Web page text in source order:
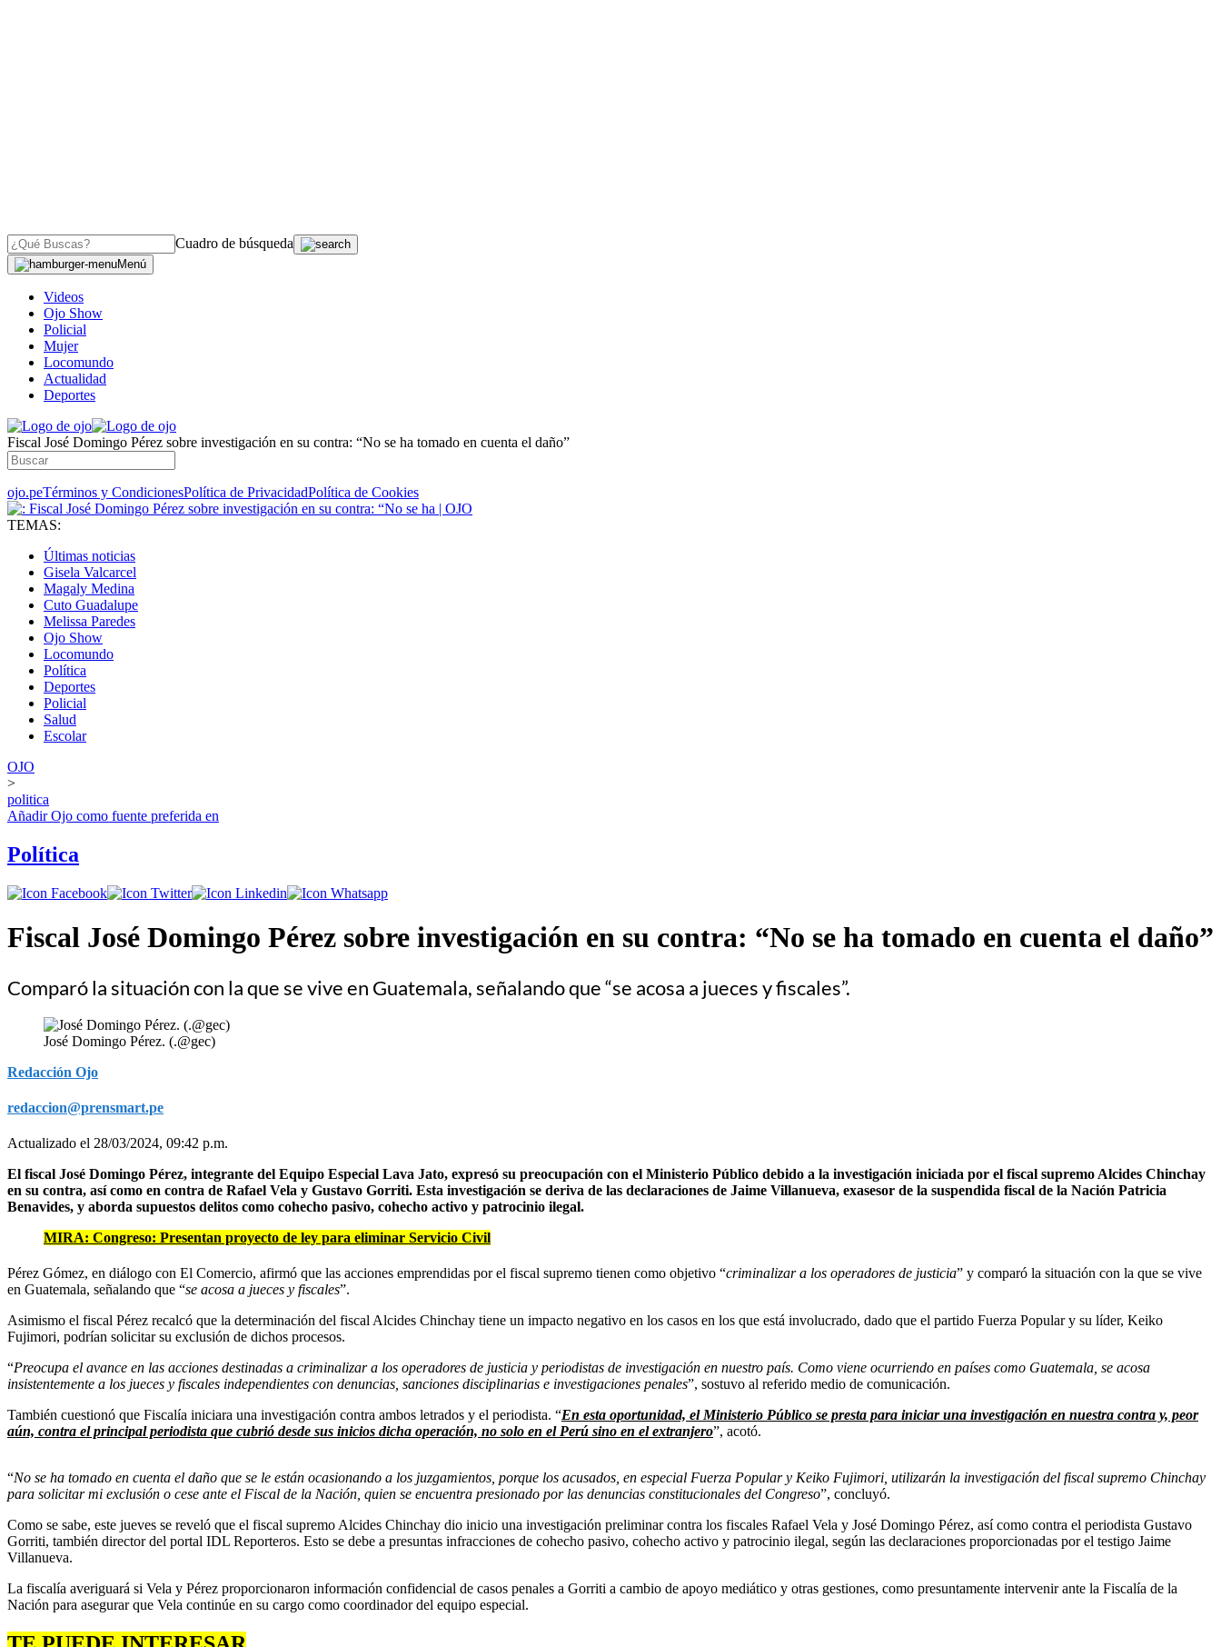
Cuadro de búsqueda
Menú
Videos
Ojo Show
Policial
Mujer
Locomundo
Actualidad
Deportes
Fiscal José Domingo Pérez sobre investigación en su contra: “No se ha tomado en cuenta el daño”
ojo.peTérminos y CondicionesPolítica de PrivacidadPolítica de Cookies
TEMAS:
Últimas noticias
Gisela Valcarcel
Magaly Medina
Cuto Guadalupe
Melissa Paredes
Ojo Show
Locomundo
Política
Deportes
Policial
Salud
Escolar
OJO
>
politica
AñadirOjo como fuente preferida en
Política
Fiscal José Domingo Pérez sobre investigación en su contra: “No se ha tomado en cuenta el daño”
Comparó la situación con la que se vive en Guatemala, señalando que “se acosa a jueces y fiscales”.
José Domingo Pérez. (.@gec)
Redacción Ojo
redaccion@prensmart.pe
Actualizado el 28/03/2024, 09:42 p.m.
El fiscal José Domingo Pérez, integrante del Equipo Especial Lava Jato, expresó su preocupación con el Ministerio Público debido a la investigación iniciada por el fiscal supremo Alcides Chinchay
en su contra, así como en contra de Rafael Vela y Gustavo Gorriti. Esta investigación se deriva de las declaraciones de Jaime Villanueva, exasesor de la suspendida fiscal de la Nación Patricia
Benavides, y aborda supuestos delitos como cohecho pasivo, cohecho activo y patrocinio ilegal.
MIRA: Congreso: Presentan proyecto de ley para eliminar Servicio Civil
Pérez Gómez, en diálogo con El Comercio, afirmó que las acciones emprendidas por el fiscal supremo tienen como objetivo “criminalizar a los operadores de justicia” y comparó la situación con la que se vive
en Guatemala, señalando que “se acosa a jueces y fiscales”.
Asimismo el fiscal Pérez recalcó que la determinación del fiscal Alcides Chinchay tiene un impacto negativo en los casos en los que está involucrado, dado que el partido Fuerza Popular y su líder, Keiko
Fujimori, podrían solicitar su exclusión de dichos procesos.
“Preocupa el avance en las acciones destinadas a criminalizar a los operadores de justicia y periodistas de investigación en nuestro país. Como viene ocurriendo en países como Guatemala, se acosa
insistentemente a los jueces y fiscales independientes con denuncias, sanciones disciplinarias e investigaciones penales”, sostuvo al referido medio de comunicación.
También cuestionó que Fiscalía iniciara una investigación contra ambos letrados y el periodista. “En esta oportunidad, el Ministerio Público se presta para iniciar una investigación en nuestra contra y, peor
aún, contra el principal periodista que cubrió desde sus inicios dicha operación, no solo en el Perú sino en el extranjero”, acotó.
“No se ha tomado en cuenta el daño que se le están ocasionando a los juzgamientos, porque los acusados, en especial Fuerza Popular y Keiko Fujimori, utilizarán la investigación del fiscal supremo Chinchay
para solicitar mi exclusión o cese ante el Fiscal de la Nación, quien se encuentra presionado por las denuncias constitucionales del Congreso”, concluyó.
Como se sabe, este jueves se reveló que el fiscal supremo Alcides Chinchay dio inicio una investigación preliminar contra los fiscales Rafael Vela y José Domingo Pérez, así como contra el periodista Gustavo
Gorriti, también director del portal IDL Reporteros. Esto se debe a presuntas infracciones de cohecho pasivo, cohecho activo y patrocinio ilegal, según las declaraciones proporcionadas por el testigo Jaime
Villanueva.
La fiscalía averiguará si Vela y Pérez proporcionaron información confidencial de casos penales a Gorriti a cambio de apoyo mediático y otras gestiones, como presuntamente intervenir ante la Fiscalía de la
Nación para asegurar que Vela continúe en su cargo como coordinador del equipo especial.